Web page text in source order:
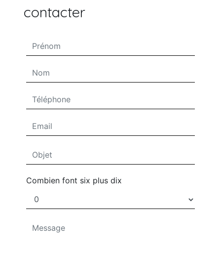
contacter
Combien font six plus dix